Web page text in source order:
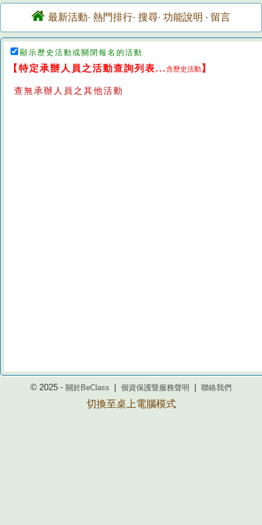
最新活動· 熱門排行· 搜尋· 功能說明 · 留言
顯示歷史活動或關閉報名的活動
【特定承辦人員之活動查詢列表...含歷史活動 】
查無承辦人員之其他活動
© 2025 - 關於BeClass 個資保護暨服務聲明 聯絡我們
切換至桌上電腦模式